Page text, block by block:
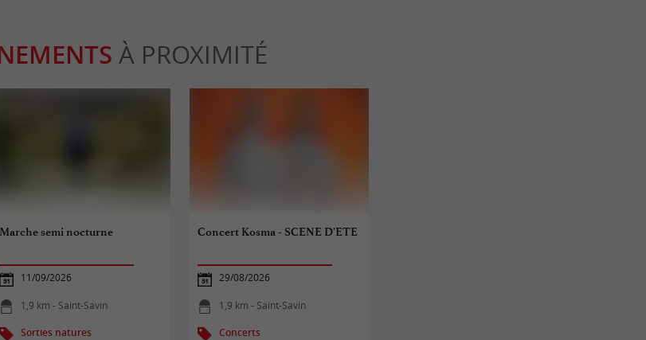
À PROXIMITÉ
Marche semi nocturne
11/09/2026
1,9 km - Saint-Savin
Sorties natures
Concert Kosma - SCENE D'ETE
29/08/2026
1,9 km - Saint-Savin
Concerts